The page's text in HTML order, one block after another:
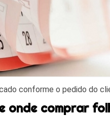
conforme o pedido do
onde comprar